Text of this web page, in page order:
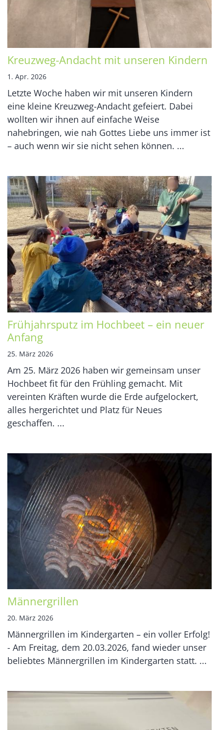
Kreuzweg-Andacht mit unseren Kindern
1. Apr. 2026
Letzte Woche haben wir mit unseren Kindern
eine kleine Kreuzweg-Andacht gefeiert. Dabei
wollten wir ihnen auf einfache Weise
nahebringen, wie nah Gottes Liebe uns immer ist
– auch wenn wir sie nicht sehen können. ...
Frühjahrsputz im Hochbeet – ein neuer
Anfang
25. März 2026
Am 25. März 2026 haben wir gemeinsam unser
Hochbeet fit für den Frühling gemacht. Mit
vereinten Kräften wurde die Erde aufgelockert,
alles hergerichtet und Platz für Neues
geschaffen. ...
Männergrillen
20. März 2026
Männergrillen im Kindergarten – ein voller Erfolg!
- Am Freitag, dem 20.03.2026, fand wieder unser
beliebtes Männergrillen im Kindergarten statt. ...